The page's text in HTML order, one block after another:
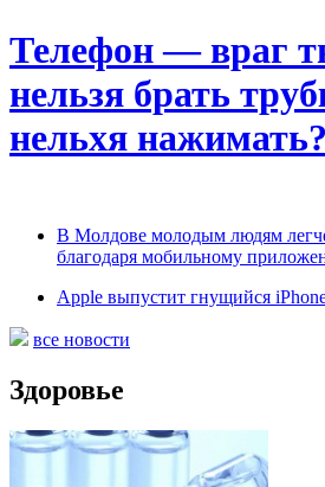
Телефон — враг
нельзя брать
нельхя нажимать?
В Молдове молодым людям
благодаря мобильному
Apple выпустит гнущийся
все новости
Здоровье